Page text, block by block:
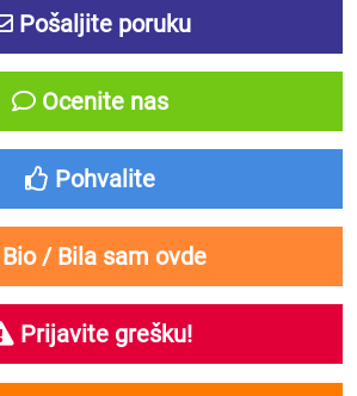
Pošaljite poruku
Ocenite nas
Pohvalite
Bio / Bila sam ovde
Prijavite grešku!